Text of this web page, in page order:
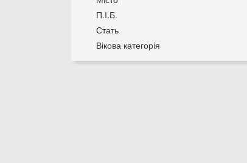
П.І.Б.
Стать
Вікова категорія